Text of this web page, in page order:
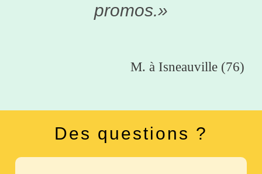
promos.»
M. à Isneauville (76)
Des questions ?